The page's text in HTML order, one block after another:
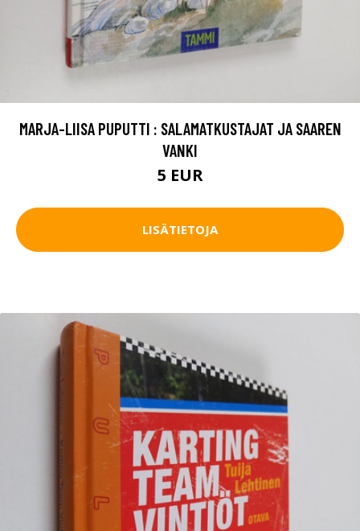
MARJA-LIISA PUPUTTI : SALAMATKUSTAJAT JA SAAREN
VANKI
5 EUR
LISÄTIETOJA